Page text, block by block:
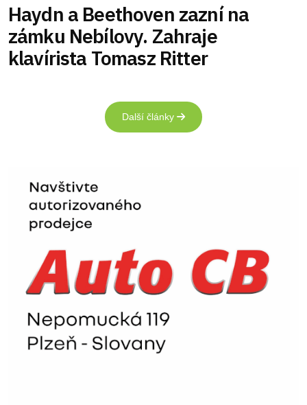
Haydn a Beethoven zazní na
zámku Nebílovy. Zahraje
klavírista Tomasz Ritter
Další články